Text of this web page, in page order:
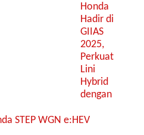
Honda
Hadir di
GIIAS
2025,
Perkuat
Lini
Hybrid
dengan
STEP WGN e:HEV